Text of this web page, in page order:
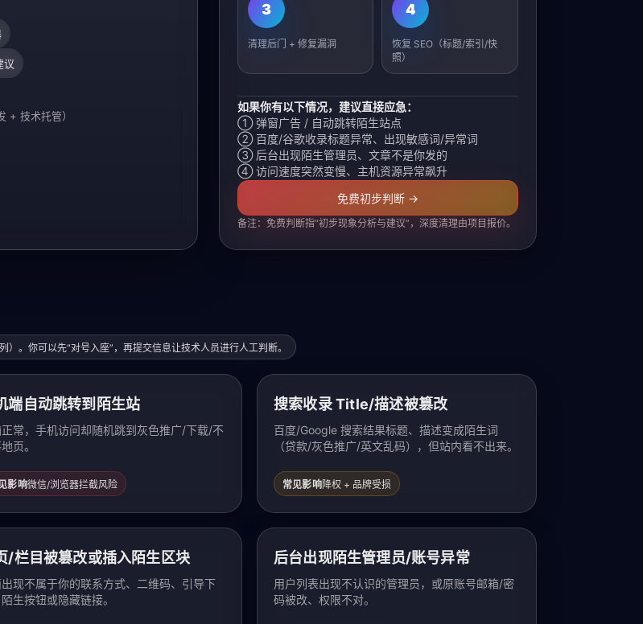
议
+ 技术托管）
3
清理后门 + 修复漏洞
4
恢复 SEO（标题/索引/快
照）
如果你有以下情况，建议直接应急：
① 弹窗广告 / 自动跳转陌生站点
② 百度/谷歌收录标题异常、出现敏感词/异常词
③ 后台出现陌生管理员、文章不是你发的
④ 访问速度突然变慢、主机资源异常飙升
免费初步判断 →
备注：免费判断指“初步现象分析与建议”，深度清理由项目报价。
。你可以先“对号入座”，再提交信息让技术人员进行人工判断。
端自动跳转到陌生站
正常，手机访问却随机跳到灰色推广/下载/不
页。
影响微信/浏览器拦截风险
搜索收录 Title/描述被篡改
百度/Google 搜索结果标题、描述变成陌生词
（贷款/灰色推广/英文乱码），但站内看不出来。
常见影响降权 + 品牌受损
/栏目被篡改或插入陌生区块
现不属于你的联系方式、二维码、引导下
生按钮或隐藏链接。
后台出现陌生管理员/账号异常
用户列表出现不认识的管理员，或原账号邮箱/密
码被改、权限不对。